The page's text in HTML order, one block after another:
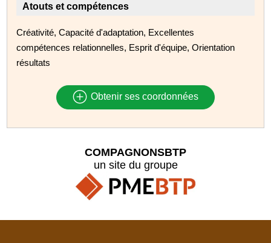
Atouts et compétences
Créativité, Capacité d'adaptation, Excellentes
compétences relationnelles, Esprit d'équipe, Orientation
résultats
Obtenir ses coordonnées
COMPAGNONSBTP
un site du groupe